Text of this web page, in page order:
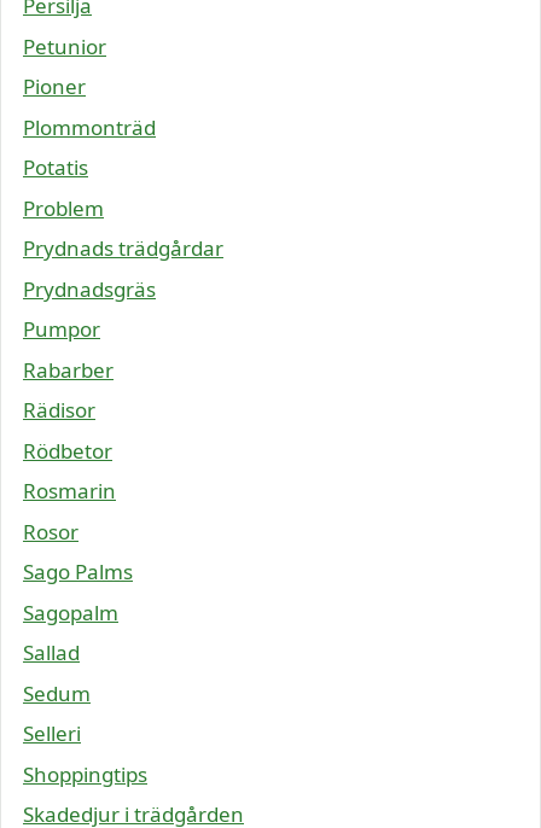
Persilja
Petunior
Pioner
Plommonträd
Potatis
Problem
Prydnads trädgårdar
Prydnadsgräs
Pumpor
Rabarber
Rädisor
Rödbetor
Rosmarin
Rosor
Sago Palms
Sagopalm
Sallad
Sedum
Selleri
Shoppingtips
Skadedjur i trädgården